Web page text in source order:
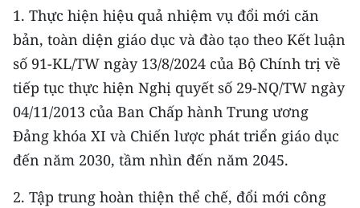
Media Xã hội
Media Pháp luật
Media Du lịch
Media Thế giới
Media Thể thao
1. Thực hiện hiệu quả nhiệm vụ đổi mới căn
bản, toàn diện giáo dục và đào tạo theo Kết luận
số 91-KL/TW ngày 13/8/2024 của Bộ Chính trị về
tiếp tục thực hiện Nghị quyết số 29-NQ/TW ngày
04/11/2013 của Ban Chấp hành Trung ương
Đảng khóa XI và Chiến lược phát triển giáo dục
đến năm 2030, tầm nhìn đến năm 2045.
2. Tập trung hoàn thiện thể chế, đổi mới công